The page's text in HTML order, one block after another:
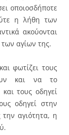
οποιοσδήποτε
η λήθη των
ακούονται
των αγίων της.
φωτίζει τους
και να το
τους οδηγεί
οδηγεί στην
την αγιότητα, η